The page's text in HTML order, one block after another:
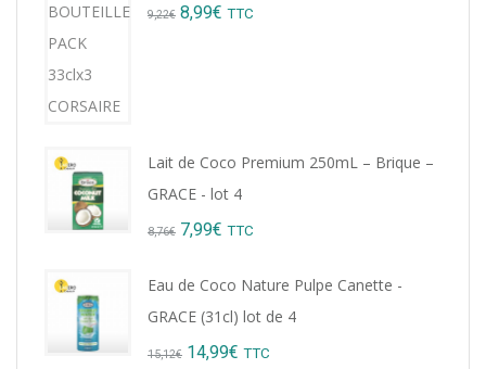
9,22€ Original
8,99€ Current
TTC
Lait de Coco Premium 250mL – Brique –
GRACE - lot 4
8,76€ Original
7,99€ Current
TTC
Eau de Coco Nature Pulpe Canette -
GRACE (31cl) lot de 4
15,12€ Original
14,99€ Current
TTC